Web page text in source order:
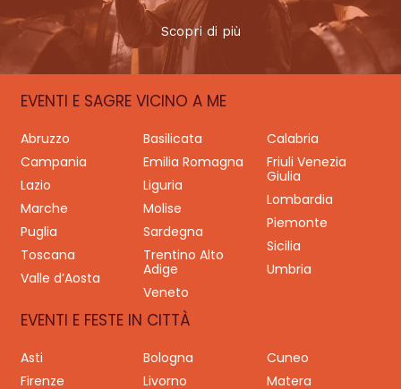
Scopri di più
EVENTI E SAGRE VICINO A ME
Abruzzo Basilicata
Calabria
Campania
Emilia Romagna
Friuli Venezia
Giulia
Lazio
Liguria
Lombardia
Marche
Molise
Piemonte
Puglia
Sardegna
Sicilia
Toscana
Trentino Alto
Adige
Umbria
Valle d’Aosta
Veneto
EVENTI E FESTE IN CITTÀ
Asti Bologna
Cuneo
Firenze
Livorno
Matera